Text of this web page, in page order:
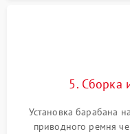
5. Сборка
Установка барабана
приводного ремня